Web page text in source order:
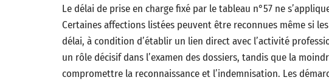
Le délai de prise en charge fixé par le tableau n°57 ne
Certaines affections listées peuvent être reconnues même si
délai, à condition d’établir un lien direct avec l’activité
un rôle décisif dans l’examen des dossiers, tandis que la
compromettre la reconnaissance et l’indemnisation. Les